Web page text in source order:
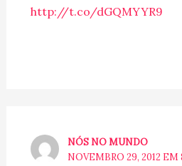
http://t.co/dGQMYYR9
NÓS NO MUNDO
NOVEMBRO 29, 2012 EM